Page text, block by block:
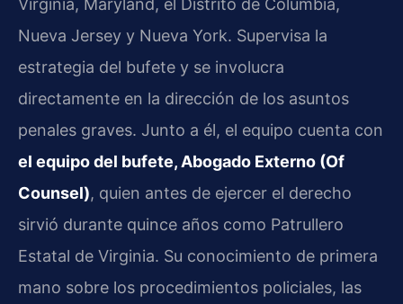
Virginia, Maryland, el Distrito de Columbia,
Nueva Jersey y Nueva York. Supervisa la
estrategia del bufete y se involucra
directamente en la dirección de los asuntos
penales graves. Junto a él, el equipo cuenta con
el equipo del bufete, Abogado Externo (Of
Counsel), quien antes de ejercer el derecho
sirvió durante quince años como Patrullero
Estatal de Virginia. Su conocimiento de primera
mano sobre los procedimientos policiales, las